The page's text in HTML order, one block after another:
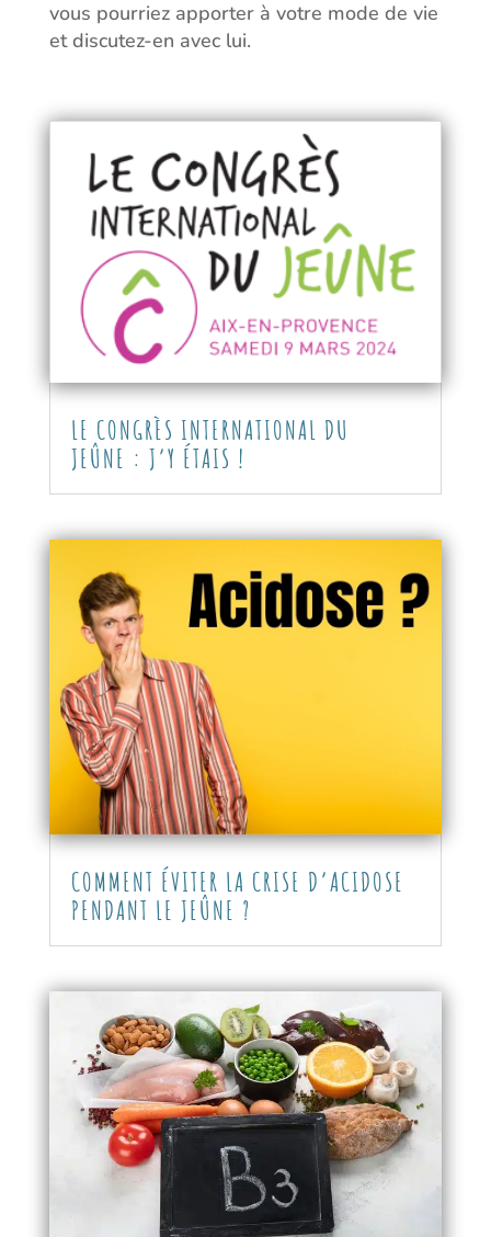
vous pourriez apporter à votre mode de vie
et discutez-en avec lui.
LE CONGRÈS INTERNATIONAL DU
JEÛNE : J’Y ÉTAIS !
COMMENT ÉVITER LA CRISE D’ACIDOSE
PENDANT LE JEÛNE ?